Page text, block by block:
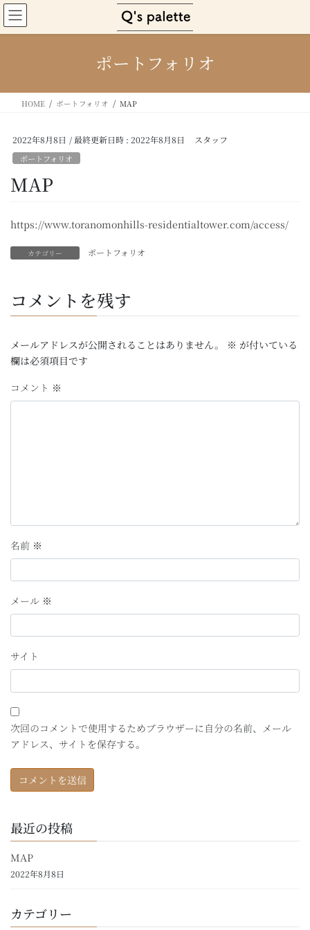
コ
ン
テ
ス
ナ
ビ
ゲ
ン
ポートフォリオ
HOME ポートフォリオ MAP
2022年8月8日 / 最終更新日時 : 2022年8月8日 スタッフ
ポートフォリオ
MAP
https://www.toranomonhills-residentialtower.com/access/
カテゴリー ポートフォリオ
コメントを残す
メールアドレスが公開されることはありません。 ※ が付いている
欄は必須項目です
コメント ※
名前 ※
メール ※
サイト
次回のコメントで使用するためブラウザーに自分の名前、メール
アドレス、サイトを保存する。
最近の投稿
MAP
2022年8月8日
カテゴリー